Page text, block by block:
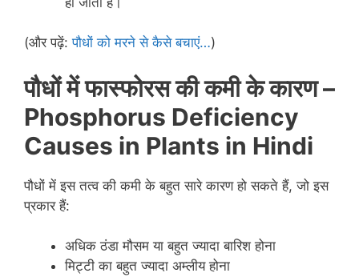
(और पढ़ें:पौधों को मरने से कैसे बचाएं…)
पौधों में फास्फोरस की कमी के कारण –
Phosphorus Deficiency
Causes in Plants in Hindi
पौधों में इस तत्व की कमी के बहुत सारे कारण हो सकते हैं, जो इस
प्रकार हैं:
अधिक ठंडा मौसम या बहुत ज्यादा बारिश होना
मिट्टी का बहुत ज्यादा अम्लीय होना